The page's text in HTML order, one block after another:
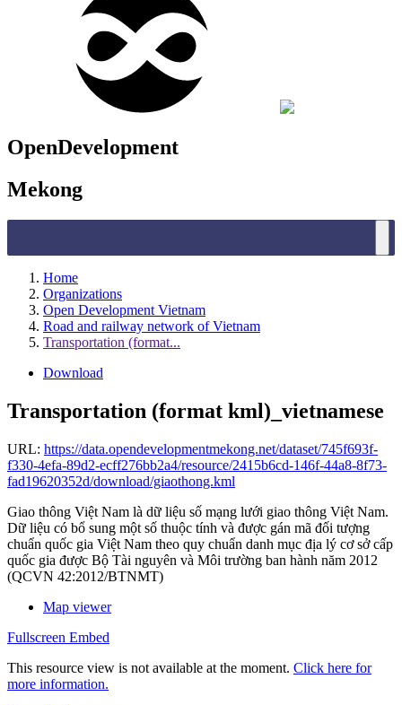
OpenDevelopment
Mekong
Home
Organizations
Open Development Vietnam
Road and railway network of Vietnam
Transportation (format...
Download
Transportation (format kml)_vietnamese
URL: https://data.opendevelopmentmekong.net/dataset/745f693f-
f330-4efa-89d2-ecff276bb2a4/resource/2415b6cd-146f-44a8-8f73-
fad19620352d/download/giaothong.kml
Giao thông Việt Nam là dữ liệu số mạng lưới giao thông Việt Nam.
Dữ liệu có bổ sung một số thuộc tính và được gán mã đối tượng
chuẩn quốc gia Việt Nam theo quy chuẩn danh mục địa lý cơ sở cấp
quốc gia được Bộ Tài nguyên và Môi trường ban hành năm 2012
(QCVN 42:2012/BTNMT)
Map viewer
Fullscreen Embed
This resource view is not available at the moment. Click here for
more information.